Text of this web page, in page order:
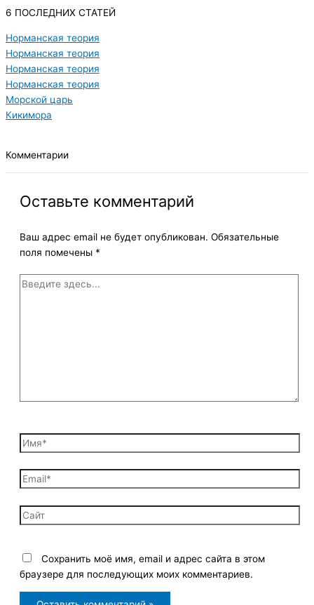
6 ПОСЛЕДНИХ СТАТЕЙ
Норманская теория
Норманская теория
Норманская теория
Норманская теория
Морской царь
Кикимора
Комментарии
Оставьте комментарий
Ваш адрес email не будет опубликован. Обязательные
поля помечены *
Введите
Имя*
Email*
Сайт
Сохранить моё имя, email и адрес сайта в этом
браузере для последующих моих комментариев.